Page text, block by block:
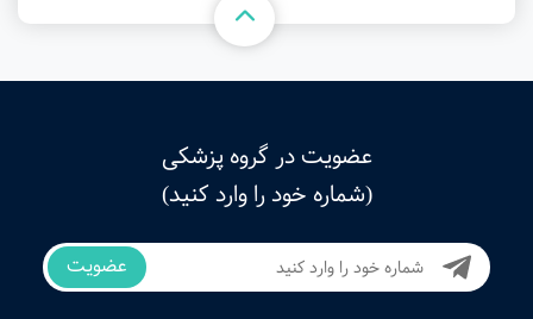
عضویت در گروه پزشکی
(شماره خود را وارد کنید)
عضویت